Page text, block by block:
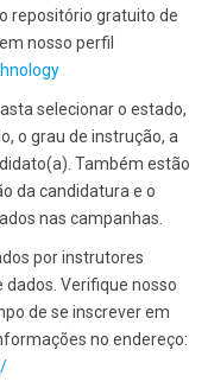
repositório gratuito de
nosso perfil
selecionar o estado,
o grau de instrução, a
Também estão
da candidatura e o
nas campanhas.
por instrutores
Verifique nosso
de se inscrever em
no endereço: